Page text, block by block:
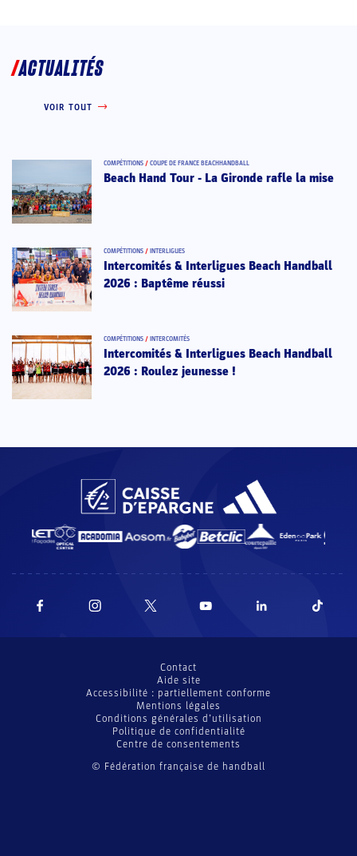
ACTUALITÉS
VOIR TOUT
COMPÉTITIONS / COUPE DE FRANCE BEACHHANDBALL
Beach Hand Tour - La Gironde rafle la mise
COMPÉTITIONS / INTERLIGUES
Intercomités & Interligues Beach Handball
2026 : Baptême réussi
COMPÉTITIONS / INTERCOMITÉS
Intercomités & Interligues Beach Handball
2026 : Roulez jeunesse !
© Fédération française de handball
Contact
Aide site
Accessibilité : partiellement conforme
Mentions légales
Conditions générales d’utilisation
Politique de confidentialité
Centre de consentements